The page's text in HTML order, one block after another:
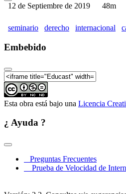
12 de Septiembre de 2019 48m
seminario derecho internacional
Embebido
Esta obra está bajo una Licencia
¿ Ayuda ?
Preguntas Frecuentes
Prueba de Velocidad de